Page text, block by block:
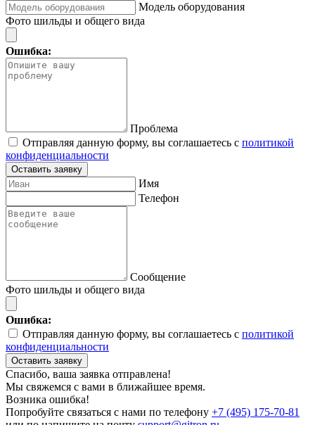
Модель оборудования
Фото шильды и общего вида
Ошибка:
Проблема
Отправляя данную форму, вы соглашаетесь с политикой
конфиденциальности
Оставить заявку
Имя
Телефон
Сообщение
Фото шильды и общего вида
Ошибка:
Отправляя данную форму, вы соглашаетесь с политикой
конфиденциальности
Оставить заявку
Спасибо, ваша заявка отправлена!
Мы свяжемся с вами в ближайшее время.
Возника ошибка!
Попробуйте связаться с нами по телефону +7 (495) 175-70-81